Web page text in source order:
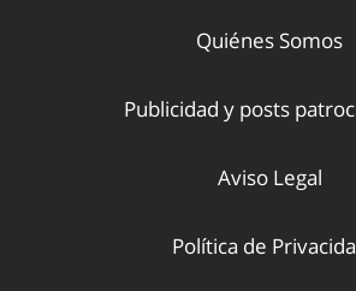
Quiénes Somos
Publicidad y posts
Aviso Legal
Política de